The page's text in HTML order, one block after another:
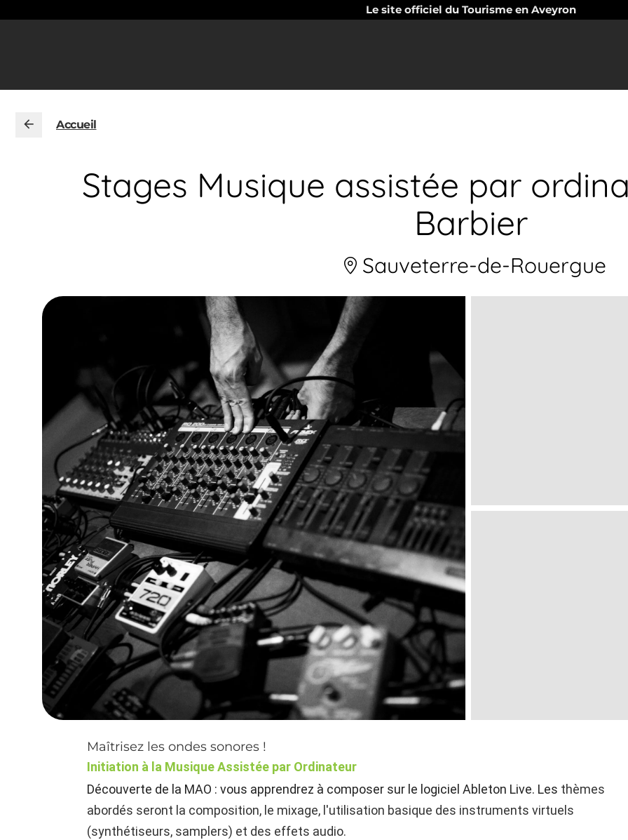
Le site officiel du Tourisme en Aveyron
Accueil
Stages Musique assistée par
Barbier
Sauveterre-de-Rouergue
Maîtrisez les ondes sonores !
Initiation à la Musique Assistée par Ordinateur
Découverte de la MAO : vous apprendrez à composer sur le logiciel Ableton Live. Les thèmes
abordés seront la composition, le mixage, l'utilisation basique des instrumentsvirtuels
(synthétiseurs, samplers) et des effets audio.